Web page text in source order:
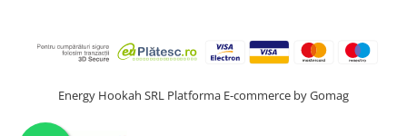
Energy Hookah SRL Platforma E-commerce by Gomag